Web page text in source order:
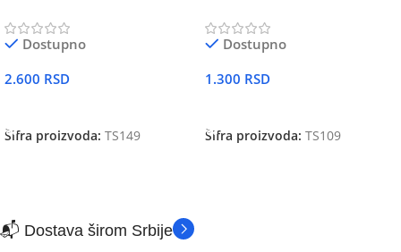
Dostupno
2.600 RSD
Šifra proizvoda: TS149
Dostupno
1.300 RSD
Šifra proizvoda: TS109
📬 Dostava širom Srbije